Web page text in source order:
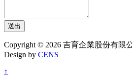
送出
Copyright © 2026 吉育企業股份有限
Design by CENS
↑